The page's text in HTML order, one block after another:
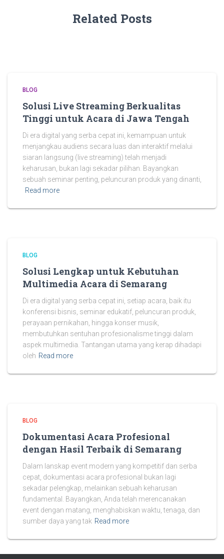
Related Posts
BLOG
Solusi Live Streaming Berkualitas
Tinggi untuk Acara di Jawa Tengah
Di era digital yang serba cepat ini, kemampuan untuk
menjangkau audiens secara luas dan interaktif melalui
siaran langsung (live streaming) telah menjadi
keharusan, bukan lagi sekadar pilihan. Bayangkan
sebuah seminar penting, peluncuran produk yang dinanti,
Read more
BLOG
Solusi Lengkap untuk Kebutuhan
Multimedia Acara di Semarang
Di era digital yang serba cepat ini, setiap acara, baik itu
konferensi bisnis, seminar edukatif, peluncuran produk,
perayaan pernikahan, hingga konser musik,
membutuhkan sentuhan profesionalisme tinggi dalam
aspek multimedia. Tantangan utama yang kerap dihadapi
oleh Read more
BLOG
Dokumentasi Acara Profesional
dengan Hasil Terbaik di Semarang
Dalam lanskap event modern yang kompetitif dan serba
cepat, dokumentasi acara profesional bukan lagi
sekadar pelengkap, melainkan sebuah keharusan
fundamental. Bayangkan, Anda telah merencanakan
event dengan matang, menghabiskan waktu, tenaga, dan
sumber daya yang tak Read more